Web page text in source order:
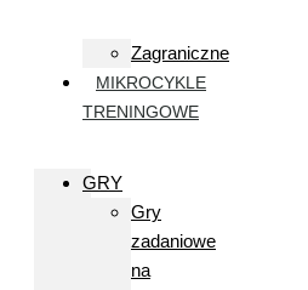
Zagraniczne
MIKROCYKLE
TRENINGOWE
GRY
Gry
zadaniowe
na